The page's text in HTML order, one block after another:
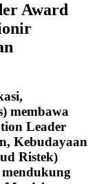
Award
membawa
Leader
Kebudayaan
Ristek)